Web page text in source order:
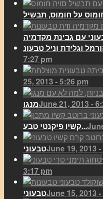
עם גבינת מקדמיה
7:27 pm
25, 2013 - 5:26 pm
מנגוJune 21, 2013 -
קשיו פיקנטי טבע...
טבעוניJune 19, 2013
3:17 pm
טבעוניJune 15, 2013